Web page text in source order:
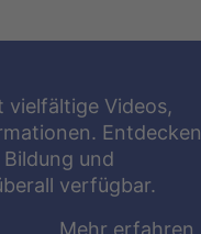
vielfältige Videos,
Entdecken
und
verfügbar.